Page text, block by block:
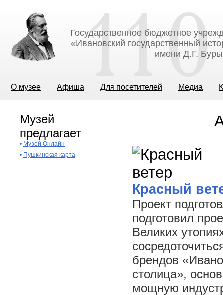
Государственное бюджетное
«Ивановский государственный
имени Д.Г.
О музее Афиша Для посетителей Медиа
Музей
предлагает
• Музей Онлайн
• Пушкинская карта
Красный
Проект
подготовил
Великих
брендов
столица»,
мощную